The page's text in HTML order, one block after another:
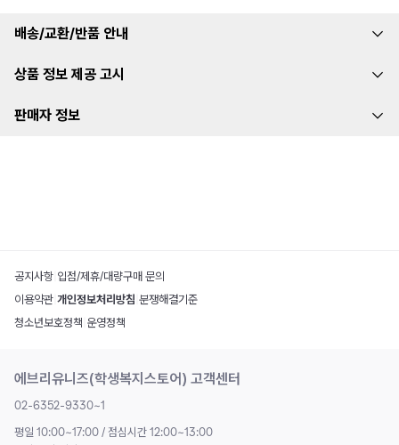
배송/교환/반품 안내
상품 정보 제공 고시
판매자 정보
공지사항 입점/제휴/대량구매 문의
이용약관 개인정보처리방침 분쟁해결기준
청소년보호정책 운영정책
에브리유니즈(학생복지스토어) 고객센터
02-6352-9330~1
평일 10:00~17:00 / 점심시간 12:00~13:00